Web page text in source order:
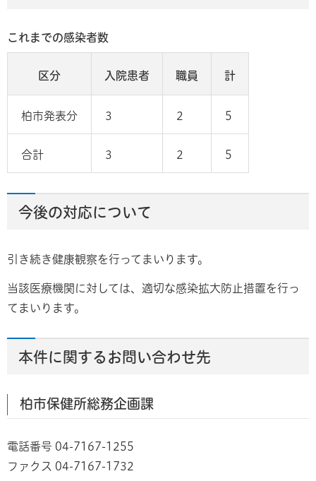
これまでの感染者数
区分 入院患者 職員 計
柏市発表分 3 2 5
合計 3 2 5
今後の対応について
引き続き健康観察を行ってまいります。
当該医療機関に対しては、適切な感染拡大防止措置を行っ
てまいります。
本件に関するお問い合わせ先
柏市保健所総務企画課
電話番号 04-7167-1255
ファクス 04-7167-1732